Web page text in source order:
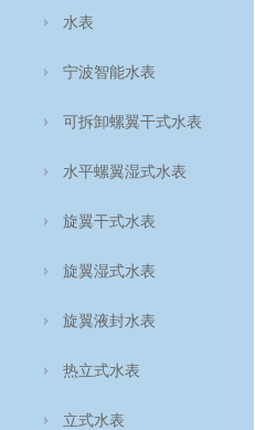
水表
宁波智能水表
可拆卸螺翼干式水表
水平螺翼湿式水表
旋翼干式水表
旋翼湿式水表
旋翼液封水表
热立式水表
立式水表